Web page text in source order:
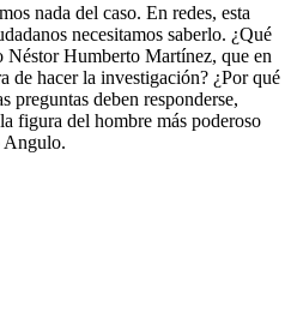
nada del caso. En redes, esta
necesitamos saberlo. ¿Qué
Néstor Humberto Martínez, que en
de hacer la investigación? ¿Por qué
preguntas deben responderse,
figura del hombre más poderoso
Angulo.